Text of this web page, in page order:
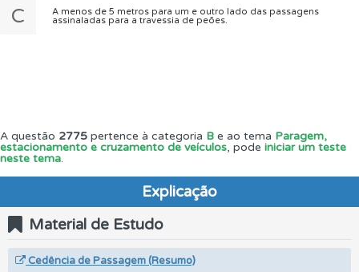
C
A menos de 5 metros para um e outro lado das passagens
assinaladas para a travessia de peões.
A questão 2775 pertence à categoria B e ao tema Paragem,
estacionamento e cruzamento de veículos, pode iniciar um teste
neste tema.
Explicação
Material de Estudo
Cedência de Passagem (Resumo)